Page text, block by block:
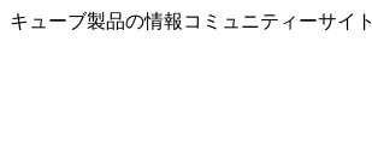
キューブ製品の情報コミュニティーサイト